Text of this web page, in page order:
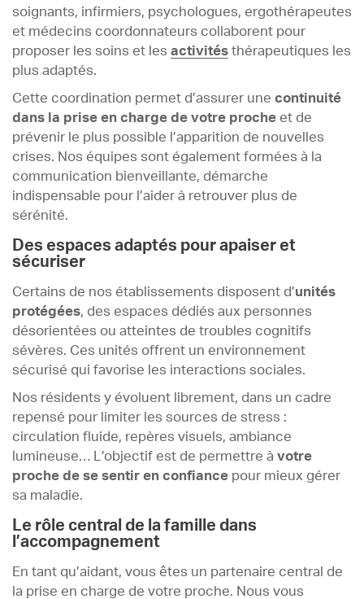
soignants, infirmiers, psychologues, ergothérapeutes
et médecins coordonnateurs collaborent pour
proposer les soins et les activités thérapeutiques les
plus adaptés.
Cette coordination permet d’assurer une continuité
dans la prise en charge de votre proche et de
prévenir le plus possible l’apparition de nouvelles
crises. Nos équipes sont également formées à la
communication bienveillante, démarche
indispensable pour l’aider à retrouver plus de
sérénité.
Des espaces adaptés pour apaiser et
sécuriser
Certains de nos établissements disposent d’unités
protégées, des espaces dédiés aux personnes
désorientées ou atteintes de troubles cognitifs
sévères. Ces unités offrent un environnement
sécurisé qui favorise les interactions sociales.
Nos résidents y évoluent librement, dans un cadre
repensé pour limiter les sources de stress :
circulation fluide, repères visuels, ambiance
lumineuse… L’objectif est de permettre à votre
proche de se sentir en confiance pour mieux gérer
sa maladie.
Le rôle central de la famille dans
l’accompagnement
En tant qu’aidant, vous êtes un partenaire central de
la prise en charge de votre proche. Nous vous